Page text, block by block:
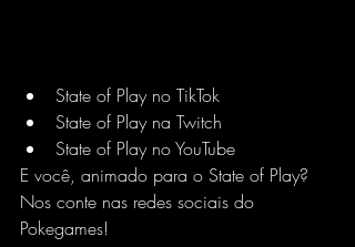
State of Play no TikTok
State of Play na Twitch
State of Play no YouTube
E você, animado para o State of Play?
Nos conte nas redes sociais do
Pokegames!